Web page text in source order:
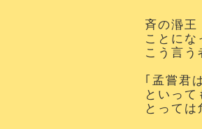
斉の湣王
ことに
こう言う
｢孟嘗君
といっ
とっては